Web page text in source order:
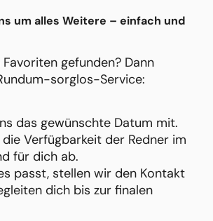
um alles Weitere – einfach und
gefunden? Dann
sorglos-Service:
das gewünschte Datum mit.
Verfügbarkeit der Redner im
für dich ab.
passt, stellen wir den Kontakt
dich bis zur finalen